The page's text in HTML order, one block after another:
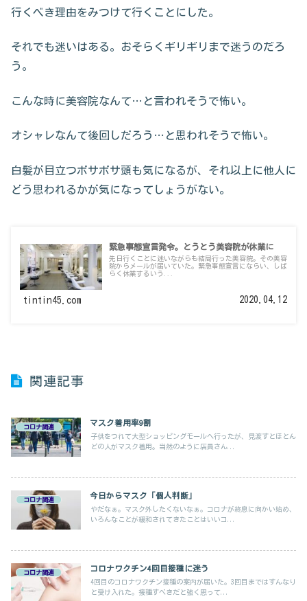
行くべき理由をみつけて行くことにした。
それでも迷いはある。おそらくギリギリまで迷うのだろ
う。
こんな時に美容院なんて…と言われそうで怖い。
オシャレなんて後回しだろう…と思われそうで怖い。
白髪が目立つボサボサ頭も気になるが、それ以上に他人に
どう思われるかが気になってしょうがない。
緊急事態宣言発令。とうとう美容院が休業に
先日行くことに迷いながらも結局行った美容院。その美容
院からメールが届いていた。緊急事態宣言にならい、しば
らく休業するいう...
tintin45.com 2020.04.12
関連記事
コロナ関連
マスク着用率9割
子供をつれて大型ショッピングモールへ行ったが、見渡すとほとん
どの人がマスク着用。当然のように店員さん...
コロナ関連
今日からマスク「個人判断」
やだなぁ。マスク外したくないなぁ。コロナが終息に向かい始め、
いろんなことが緩和されてきたことはいいコ...
コロナ関連
コロナワクチン4回目接種に迷う
4回目のコロナワクチン接種の案内が届いた。3回目まではすんなり
と受け入れた。接種すべきだと強く思って...